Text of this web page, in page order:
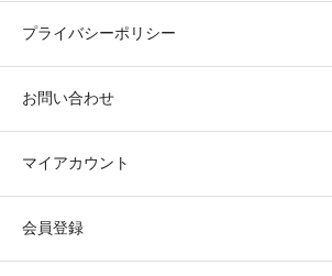
プライバシーポリシー
お問い合わせ
マイアカウント
会員登録